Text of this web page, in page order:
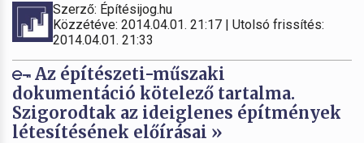
Szerző: Építésijog.hu
Közzétéve: 2014.04.01. 21:17 | Utolsó frissítés:
2014.04.01. 21:33
Az építészeti-műszaki
dokumentáció kötelező tartalma.
Szigorodtak az ideiglenes építmények
létesítésének előírásai »